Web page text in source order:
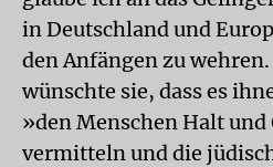
in Deutschland und
den Anfängen zu
wünschte sie, dass es
»den Menschen Halt und
vermitteln und die